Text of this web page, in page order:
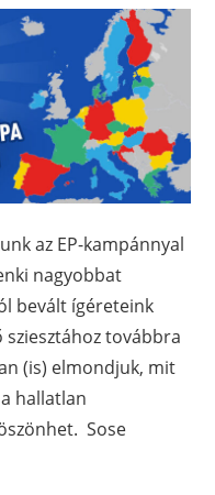
az EP-kampánnyal
nagyobbat
bevált ígéreteink
továbbra
(is) elmondjuk, mit
hallatlan
Sose